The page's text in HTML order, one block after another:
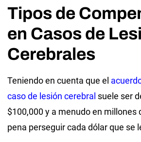
Tipos de
en Casos de
Cerebrales
Teniendo en cuenta que el
caso de lesión cerebral suele ser
$100,000 y a menudo en millones
pena perseguir cada dólar que se